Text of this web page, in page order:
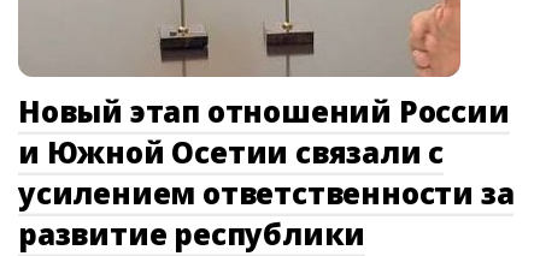
Новый этап отношений России
и Южной Осетии связали с
усилением ответственности за
развитие республики